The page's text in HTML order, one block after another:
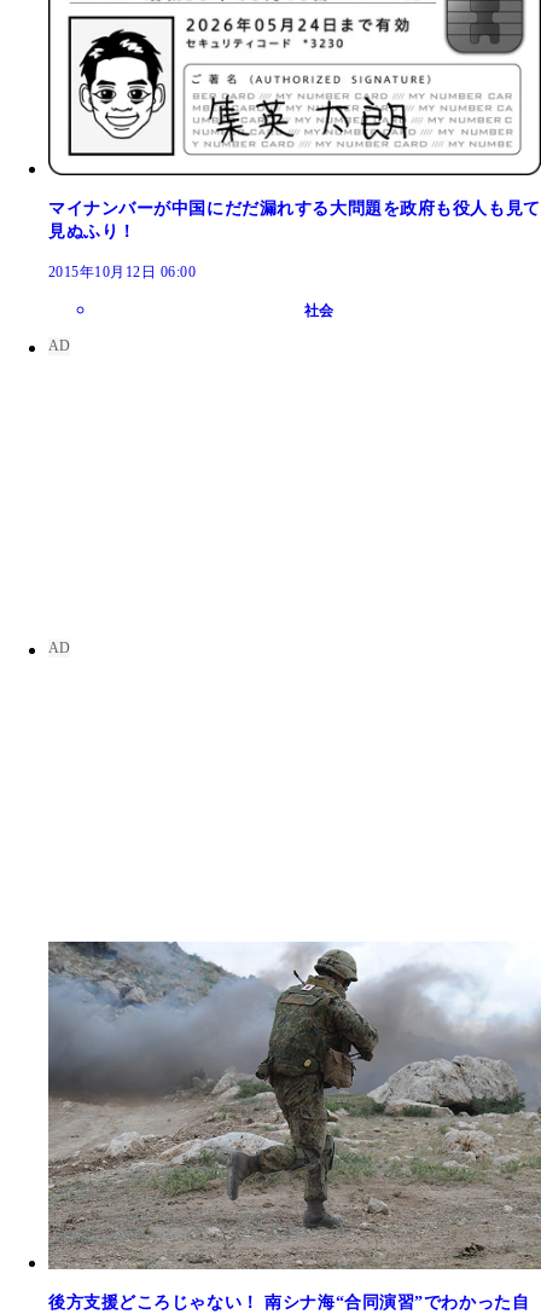
マイナンバーが中国にだだ漏れする大問題を政府も役人も見て
見ぬふり！
2015年10月12日 06:00
社会
後方支援どころじゃない！ 南シナ海“合同演習”でわかった自